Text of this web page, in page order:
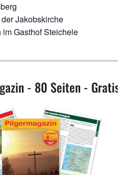
Jakobskirche
Gasthof Steichele
- 80 Seiten - Gratis!